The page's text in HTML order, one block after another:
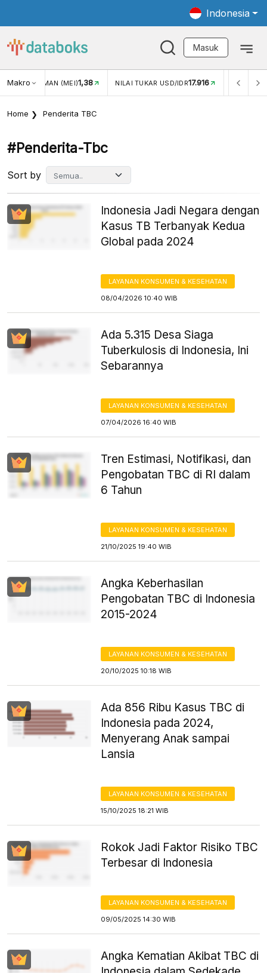
Indonesia
Masuk
Makro
USD/IDR 17.916 INFLASI YOY (JUL)2,88% INFLASI MOM (JUL)
Home Penderita TBC
#penderita-Tbc
Sort by
Indonesia Jadi Negara dengan
Kasus TB Terbanyak Kedua
Global pada 2024
LAYANAN KONSUMEN & KESEHATAN
08/04/2026 10:40 WIB
Ada 5.315 Desa Siaga
Tuberkulosis di Indonesia, Ini
Sebarannya
LAYANAN KONSUMEN & KESEHATAN
07/04/2026 16:40 WIB
Tren Estimasi, Notifikasi, dan
Pengobatan TBC di RI dalam
6 Tahun
LAYANAN KONSUMEN & KESEHATAN
21/10/2025 19:40 WIB
Angka Keberhasilan
Pengobatan TBC di Indonesia
2015-2024
LAYANAN KONSUMEN & KESEHATAN
20/10/2025 10:18 WIB
Ada 856 Ribu Kasus TBC di
Indonesia pada 2024,
Menyerang Anak sampai
Lansia
LAYANAN KONSUMEN & KESEHATAN
15/10/2025 18:21 WIB
Rokok Jadi Faktor Risiko TBC
Terbesar di Indonesia
LAYANAN KONSUMEN & KESEHATAN
09/05/2025 14:30 WIB
Angka Kematian Akibat TBC di